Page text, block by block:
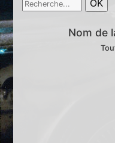
Nom de